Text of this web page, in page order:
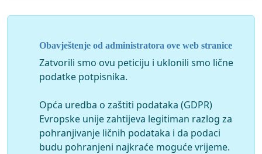
Obavještenje od administratora ove web stranice
Zatvorili smo ovu peticiju i uklonili smo lične
podatke potpisnika.
Opća uredba o zaštiti podataka (GDPR)
Evropske unije zahtijeva legitiman razlog za
pohranjivanje ličnih podataka i da podaci
budu pohranjeni najkraće moguće vrijeme.